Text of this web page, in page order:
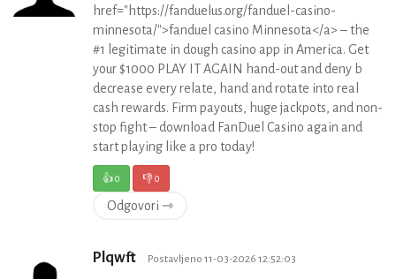
href="https://fanduelus.org/fanduel-casino-
minnesota/">fanduel casino Minnesota</a> – the
#1 legitimate in dough casino app in America. Get
your $1000 PLAY IT AGAIN hand-out and deny b
decrease every relate, hand and rotate into real
cash rewards. Firm payouts, huge jackpots, and non-
stop fight – download FanDuel Casino again and
start playing like a pro today!
👍0 👎0
Odgovori ⇾
Plqwft Postavljeno 11-03-2026 12:52:03